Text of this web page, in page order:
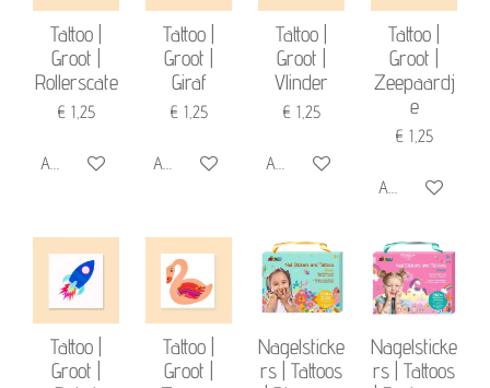
Tattoo |
Groot |
Rollerscate
€ 1,25
Add to cart
Tattoo |
Groot |
Giraf
€ 1,25
Add to cart
Tattoo |
Groot |
Vlinder
€ 1,25
Add to cart
Tattoo |
Groot |
Zeepaardj
e
€ 1,25
Add to cart
Tattoo |
Groot |
Tattoo |
Groot |
Nagelsticke
rs | Tattoos
Nagelsticke
rs | Tattoos